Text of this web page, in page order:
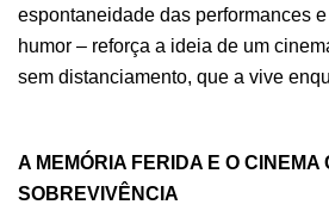
espontaneidade das performances
humor – reforça a ideia de um
sem distanciamento, que a vive
A MEMÓRIA FERIDA E O CINEMA
SOBREVIVÊNCIA